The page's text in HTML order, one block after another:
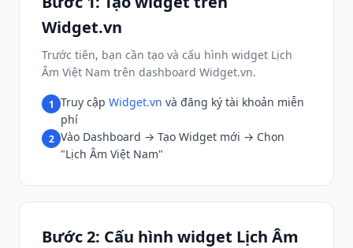
Widget.vn
Trước tiên, bạn cần tạo và cấu hình widget Lịch
Âm Việt Nam trên dashboard Widget.vn.
1 Truy cập Widget.vn và đăng ký tài khoản miễn
phí
2 Vào Dashboard → Tạo Widget mới → Chọn
"Lịch Âm Việt Nam"
Bước 2: Cấu hình widget Lịch Âm